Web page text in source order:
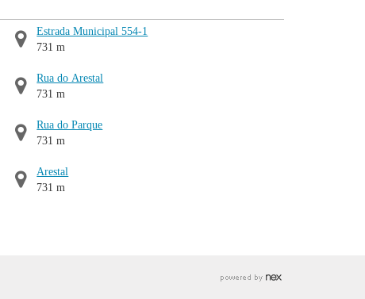
Estrada Municipal 554-1
731 m
Rua do Arestal
731 m
Rua do Parque
731 m
Arestal
731 m